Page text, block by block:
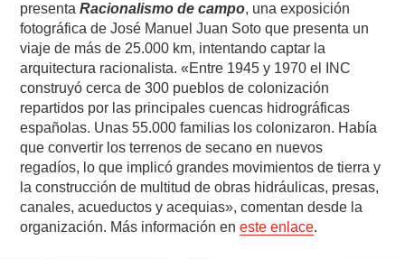
presentaRacionalismo de campo, una exposición
fotográfica de José Manuel Juan Soto que presenta un
viaje de más de 25.000 km, intentando captar la
arquitectura racionalista. «Entre 1945 y 1970 el INC
construyó cerca de 300 pueblos de colonización
repartidos por las principales cuencas hidrográficas
españolas. Unas 55.000 familias los colonizaron. Había
que convertir los terrenos de secano en nuevos
regadíos, lo que implicó grandes movimientos de tierra y
la construcción de multitud de obras hidráulicas, presas,
canales, acueductos y acequias», comentan desde la
organización. Más información eneste enlace.